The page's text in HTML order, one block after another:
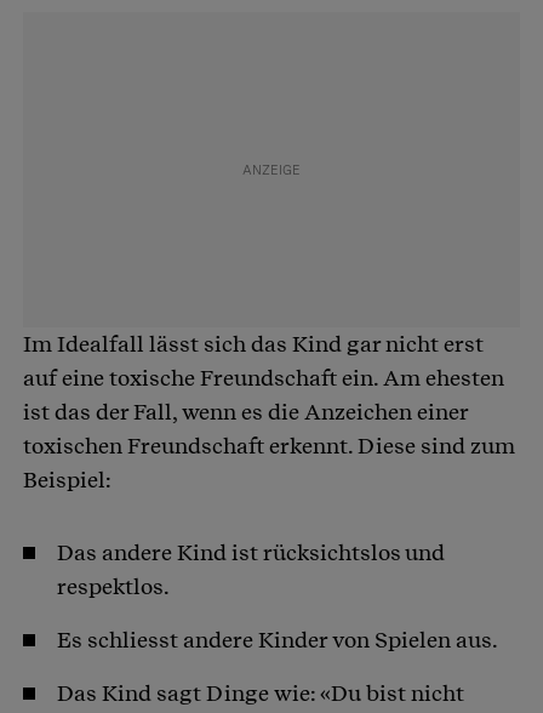
Im Idealfall lässt sich das Kind gar nicht erst
auf eine toxische Freundschaft ein. Am ehesten
ist das der Fall, wenn es die Anzeichen einer
toxischen Freundschaft erkennt. Diese sind zum
Beispiel:
Das andere Kind ist rücksichtslos und
respektlos.
Es schliesst andere Kinder von Spielen aus.
Das Kind sagt Dinge wie: «Du bist nicht